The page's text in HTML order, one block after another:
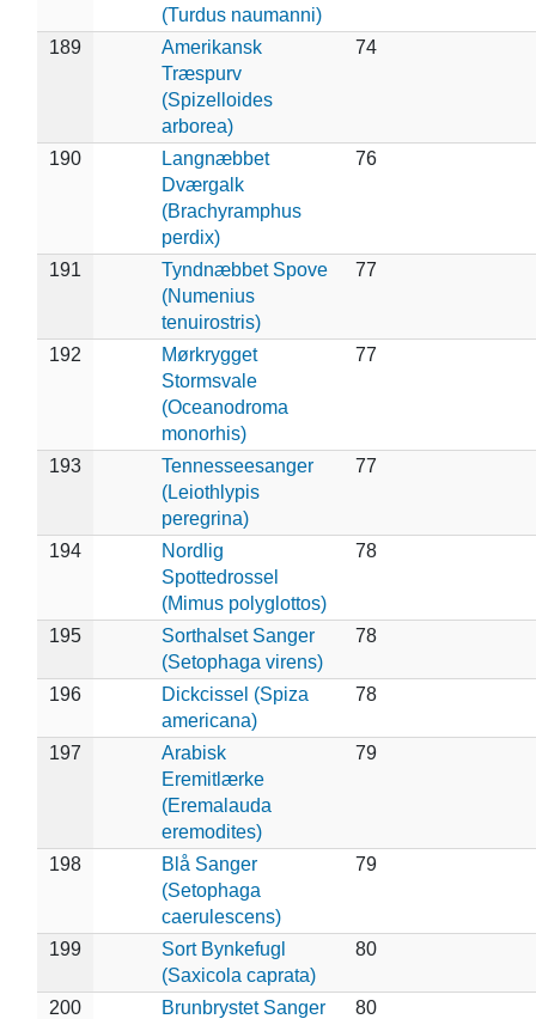
(Turdus naumanni)
189
Amerikansk
Træspurv
(Spizelloides
arborea)
74
190
Langnæbbet
Dværgalk
(Brachyramphus
perdix)
76
191
Tyndnæbbet Spove
(Numenius
tenuirostris)
77
192
Mørkrygget
Stormsvale
(Oceanodroma
monorhis)
77
193
Tennesseesanger
(Leiothlypis
peregrina)
77
194
Nordlig
Spottedrossel
(Mimus polyglottos)
78
195
Sorthalset Sanger
(Setophaga virens)
78
196
Dickcissel (Spiza
americana)
78
197
Arabisk
Eremitlærke
(Eremalauda
eremodites)
79
198
Blå Sanger
(Setophaga
caerulescens)
79
199
Sort Bynkefugl
(Saxicola caprata)
80
200
Brunbrystet Sanger
80